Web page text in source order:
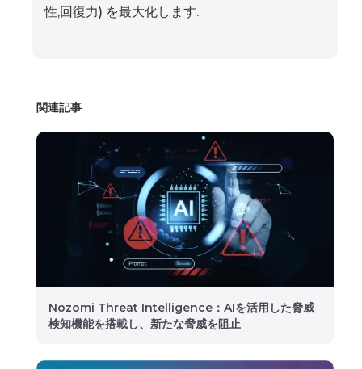
性,回復力) を最大化します.
関連記事
Nozomi Threat Intelligence：AIを活用した脅威
検知機能を搭載し、新たな脅威を阻止